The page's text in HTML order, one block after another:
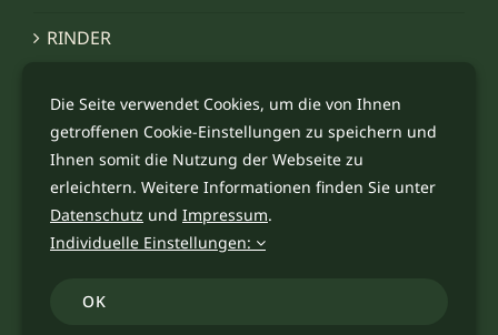
RINDER
IMPRESSIONEN
KONTAKT
Die Seite verwendet Cookies, um die von Ihnen
getroffenen Cookie-Einstellungen zu speichern und
Ihnen somit die Nutzung der Webseite zu
erleichtern. Weitere Informationen finden Sie unter
Datenschutz und Impressum.
Individuelle Einstellungen:
OK